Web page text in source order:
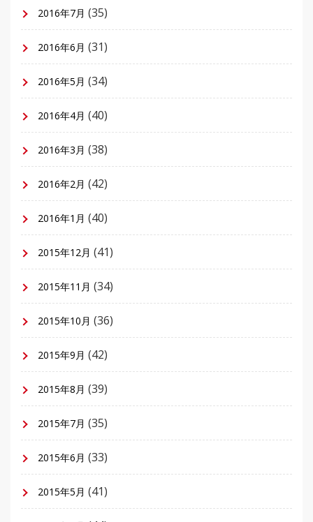
2016年7月 (35)
2016年6月 (31)
2016年5月 (34)
2016年4月 (40)
2016年3月 (38)
2016年2月 (42)
2016年1月 (40)
2015年12月 (41)
2015年11月 (34)
2015年10月 (36)
2015年9月 (42)
2015年8月 (39)
2015年7月 (35)
2015年6月 (33)
2015年5月 (41)